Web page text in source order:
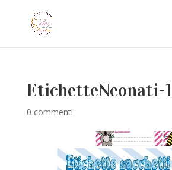
EtichetteNeonati-1
0 commenti